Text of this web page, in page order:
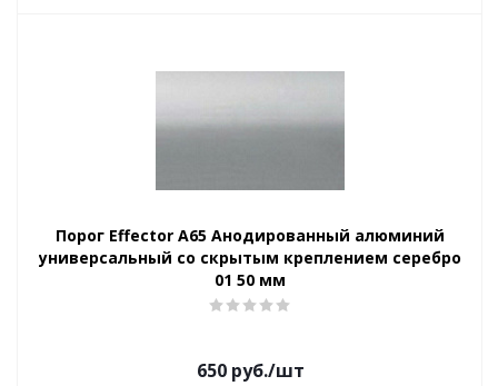
Порог Effector А65 Анодированный алюминий
универсальный со скрытым креплением серебро
01 50 мм
650руб./шт